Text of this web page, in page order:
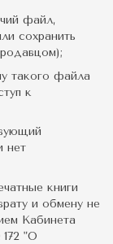
файл,
сохранить
такого файла
к
нет
книги
и обмену не
Кабинета
"О